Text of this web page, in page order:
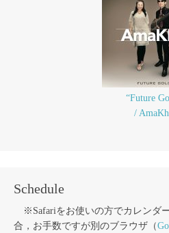
“Future
/
Schedule
※Safariをお使いの方でカレンダ
合，お手数ですが別のブラウザ（